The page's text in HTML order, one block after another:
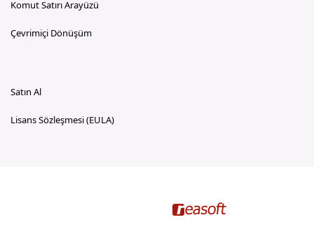
Komut Satırı Arayüzü
Çevrimiçi Dönüşüm
Satın Al
Lisans Sözleşmesi (EULA)